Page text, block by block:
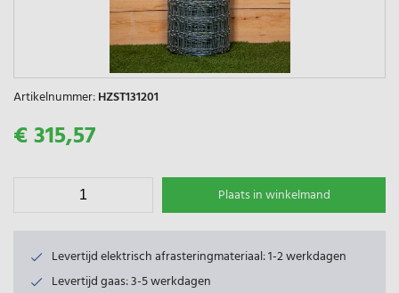
Artikelnummer:HZST131201
€ 315,57
Plaats in winkelmand
Levertijd elektrisch afrasteringmateriaal: 1-2 werkdagen
Levertijd gaas: 3-5 werkdagen